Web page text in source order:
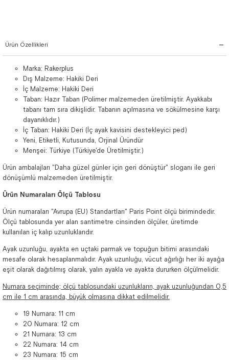
Ürün Özellikleri
Marka: Rakerplus
Dış Malzeme: Hakiki Deri
İç Malzeme: Hakiki Deri
Taban: Hazır Taban (Polimer malzemeden üretilmiştir. Ayakkabı
tabanı tam sıra dikişlidir. Tabanın açılmasına ve sökülmesine karşı
dayanıklıdır.)
İç Taban: Hakiki Deri (İç ayak kavisini destekleyici ped)
Yeni, Etiketli, Kutusunda, Orjinal Üründür
Menşei: Türkiye (Türkiye'de Üretilmiştir.)
Ürün ambalajları "Daha güzel günler için geri dönüştür" sloganı ile geri
dönüşümlü malzemeden üretilmiştir.
Ürün Numaraları Ölçü Tablosu
Ürün numaraları "Avrupa (EU) Standartları" Paris Point ölçü birimindedir.
Ölçü tablosunda yer alan santimetre cinsinden ölçüler, üretimde
kullanılan iç kalıp uzunluklarıdır.
Ayak uzunluğu, ayakta en uçtaki parmak ve topuğun bitimi arasındaki
mesafe olarak hesaplanmalıdır. Ayak uzunluğu, vücut ağırlığı her iki ayağa
eşit olarak dağıtılmış olarak, yalın ayakla ve ayakta dururken ölçülmelidir.
Numara seçiminde; ölçü tablosundaki uzunlukların, ayak uzunluğundan 0,5
cm ile 1 cm arasında, büyük olmasına dikkat edilmelidir.
19 Numara: 11 cm
20 Numara: 12 cm
21 Numara: 13 cm
22 Numara: 14 cm
23 Numara: 15 cm